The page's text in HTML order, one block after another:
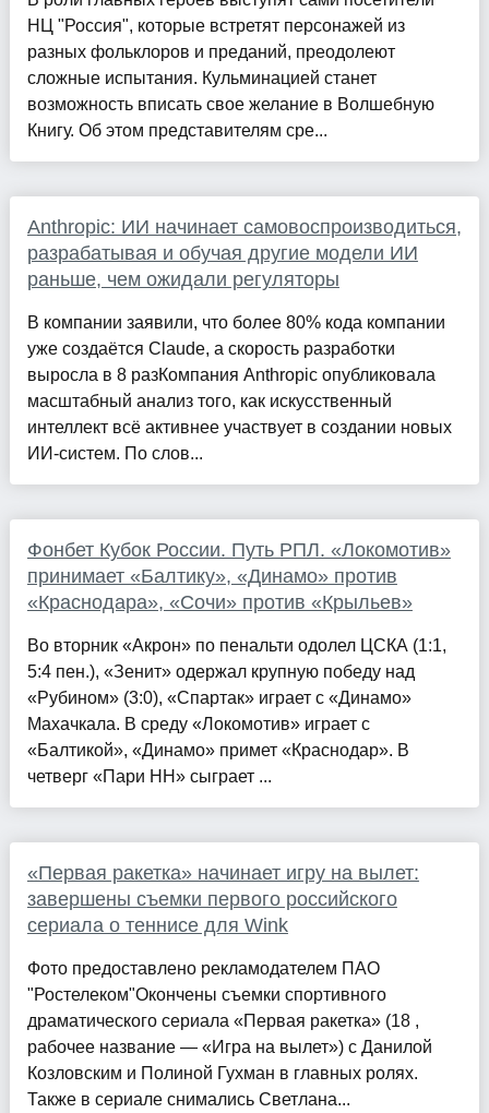
НЦ "Россия", которые встретят персонажей из
разных фольклоров и преданий, преодолеют
сложные испытания. Кульминацией станет
возможность вписать свое желание в Волшебную
Книгу. Об этом представителям сре...
Anthropic: ИИ начинает самовоспроизводиться,
разрабатывая и обучая другие модели ИИ
раньше, чем ожидали регуляторы
В компании заявили, что более 80% кода компании
уже создаётся Claude, а скорость разработки
выросла в 8 разКомпания Anthropic опубликовала
масштабный анализ того, как искусственный
интеллект всё активнее участвует в создании новых
ИИ-систем. По слов...
Фонбет Кубок России. Путь РПЛ. «Локомотив»
принимает «Балтику», «Динамо» против
«Краснодара», «Сочи» против «Крыльев»
Во вторник «Акрон» по пенальти одолел ЦСКА (1:1,
5:4 пен.), «Зенит» одержал крупную победу над
«Рубином» (3:0), «Спартак» играет с «Динамо»
Махачкала. В среду «Локомотив» играет с
«Балтикой», «Динамо» примет «Краснодар». В
четверг «Пари НН» сыграет ...
«Первая ракетка» начинает игру на вылет:
завершены съемки первого российского
сериала о теннисе для Wink
Фото предоставлено рекламодателем ПАО
"Ростелеком"Окончены съемки спортивного
драматического сериала «Первая ракетка» (18 ,
рабочее название — «Игра на вылет») с Данилой
Козловским и Полиной Гухман в главных ролях.
Также в сериале снимались Светлана...